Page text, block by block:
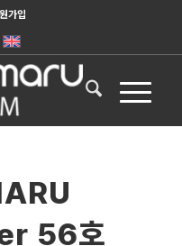
가입
56호